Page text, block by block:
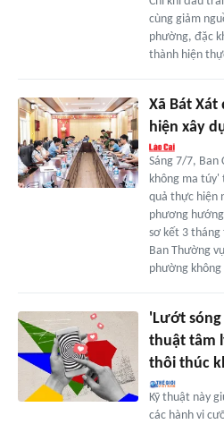
cùng giảm
phường, đặc
thành hiện
Xã Bát
hiện xây
Sáng 7/7, Ban
không ma túy'
quả thực hiện
phương
sơ kết 3 tháng
Ban Thường
phường không
'Lướt
thuật tâm
thôi thúc
Kỹ thuật này
các hành vi